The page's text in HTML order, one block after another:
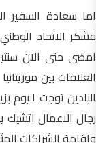
اما سعادة السفير
فشكر الاتحاد
امضى حتى الان
العلاقات بين
البلدين توجت اليوم
رجال الاعمال اتشيك
واقامة الشراكات